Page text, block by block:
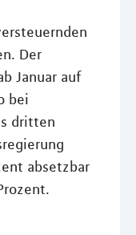
Der
Januar auf
bei
dritten
absetzbar